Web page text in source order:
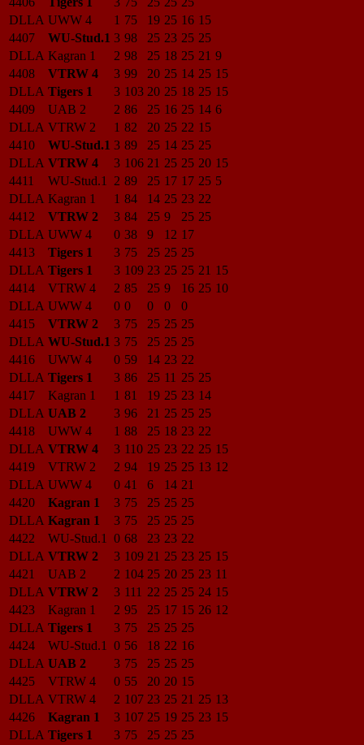
DLLA UWW 4 1 75 19 25 16 15
4407
WU-Stud.1 3 98 25 23 25 25
DLLA Kagran 1 2 98 25 18 25 21 9
4408
VTRW 4 3 99 20 25 14 25 15
DLLA Tigers 1 3 103 20 25 18 25 15
4409
UAB 2 2 86 25 16 25 14 6
DLLA VTRW 2 1 82 20 25 22 15
4410
WU-Stud.1 3 89 25 14 25 25
DLLA VTRW 4 3 106 21 25 25 20 15
4411
WU-Stud.1 2 89 25 17 17 25 5
DLLA Kagran 1 1 84 14 25 23 22
4412
VTRW 2 3 84 25 9 25 25
DLLA UWW 4 0 38 9 12 17
4413
Tigers 1 3 75 25 25 25
DLLA Tigers 1 3 109 23 25 25 21 15
4414
VTRW 4 2 85 25 9 16 25 10
DLLA UWW 4 0 0 0 0
0
4415
VTRW 2 3 75 25 25 25
DLLA WU-Stud.1 3 75 25 25 25
4416
UWW 4 0 59 14 23 22
DLLA Tigers 1 3 86 25 11 25 25
4417
Kagran 1 1 81 19 25 23 14
DLLA UAB 2 3 96 21 25 25 25
4418
UWW 4 1 88 25 18 23 22
DLLA VTRW 4 3 110 25 23 22 25 15
4419
VTRW 2 2 94 19 25 25 13 12
DLLA UWW 4 0 41 6 14 21
4420
Kagran 1 3 75 25 25 25
DLLA Kagran 1 3 75 25 25 25
4422
WU-Stud.1 0 68 23 23 22
DLLA VTRW 2 3 109 21 25 23 25 15
4421
UAB 2 2 104 25 20 25 23 11
DLLA VTRW 2 3 111 22 25 25 24 15
4423
Kagran 1 2 95 25 17 15 26 12
DLLA Tigers 1 3 75 25 25 25
4424
WU-Stud.1 0 56 18 22 16
DLLA UAB 2 3 75 25 25 25
4425
VTRW 4 0 55 20 20 15
DLLA VTRW 4 2 107 23 25 21 25 13
4426
Kagran 1 3 107 25 19 25 23 15
DLLA Tigers 1 3 75 25 25 25